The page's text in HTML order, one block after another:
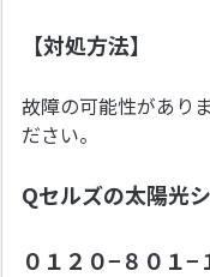
【対処方法】
故障の可能性があり
ださい。
Qセルズの太陽光
０１２０−８０１−